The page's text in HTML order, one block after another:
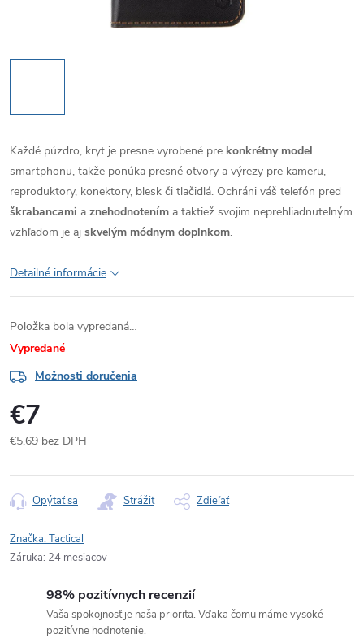
Každé púzdro, kryt je presne vyrobené pre konkrétny model
smartphonu, takže ponúka presné otvory a výrezy pre kameru,
reproduktory, konektory, blesk či tlačidlá. Ochráni váš telefón pred
škrabancami a znehodnotením a taktiež svojim neprehliadnuteľným
vzhľadom je aj skvelým módnym doplnkom.
Detailné informácie
Položka bola vypredaná…
Vypredané
Možnosti doručenia
€7
€5,69 bez DPH
cena:
Opýtať sa Strážiť Zdieľať
Značka:Tactical
Záruka: 24 mesiacov
98% pozitívnych recenzií
Vaša spokojnosť je naša priorita. Vďaka čomu máme vysoké
pozitívne hodnotenie.